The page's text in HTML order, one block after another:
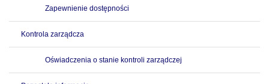
Zapewnienie dostępności
Kontrola zarządcza
Oświadczenia o stanie kontroli zarządczej